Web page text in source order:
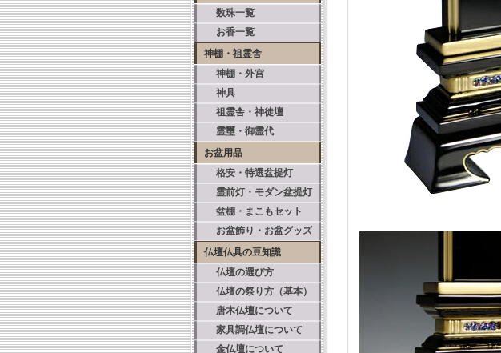
数珠一覧
お香一覧
神棚・祖霊舎
神棚・外宮
神具
祖霊舎・神徒壇
霊璽・御霊代
お盆用品
格安・特選盆提灯
霊前灯・モダン盆提灯
盆棚・まこもセット
お盆飾り・お盆グッズ
仏壇仏具の豆知識
仏壇の選び方
仏壇の祭り方（基本）
唐木仏壇について
家具調仏壇について
金仏壇について